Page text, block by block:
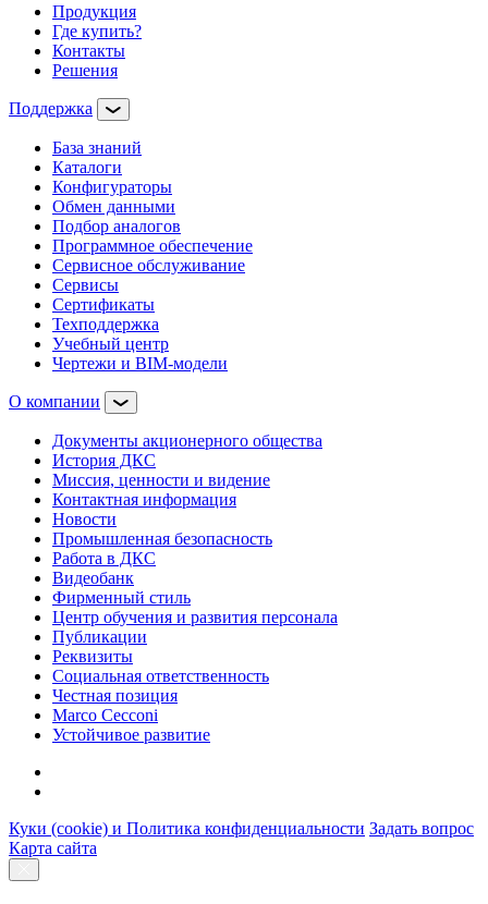
Продукция
Где купить?
Контакты
Решения
Поддержка
База знаний
Каталоги
Конфигураторы
Обмен данными
Подбор аналогов
Программное обеспечение
Сервисное обслуживание
Сервисы
Сертификаты
Техподдержка
Учебный центр
Чертежи и BIM-модели
О компании
Документы акционерного общества
История ДКС
Миссия, ценности и видение
Контактная информация
Новости
Промышленная безопасность
Работа в ДКС
Видеобанк
Фирменный стиль
Центр обучения и развития персонала
Публикации
Реквизиты
Социальная ответственность
Честная позиция
Marco Cecconi
Устойчивое развитие
Куки (cookie) и Политика конфиденциальности Задать вопрос
Карта сайта